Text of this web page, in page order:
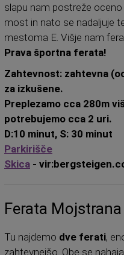
slapu nam postreže
most in nato se nadaljuje
mestoma E. Višje nam
Prava športna ferata!
Zahtevnost: zahtevna
za izkušene.
Preplezamo cca 280m
potrebujemo cca 2 uri.
D:10 minut, S: 30 minut
Parkirišče
Skica -
Ferata Mojstrana
Tu najdemo dve ferati,
zahtevnejšo. Obe se